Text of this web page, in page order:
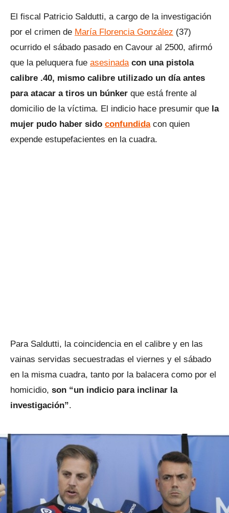
El fiscal Patricio Saldutti, a cargo de la investigación
por el crimen de María Florencia González (37)
ocurrido el sábado pasado en Cavour al 2500, afirmó
que la peluquera fue asesinada con una pistola
calibre .40, mismo calibre utilizado un día antes
para atacar a tiros un búnker que está frente al
domicilio de la víctima. El indicio hace presumir que la
mujer pudo haber sido confundidacon quien
expende estupefacientes en la cuadra.
Para Saldutti, la coincidencia en el calibre y en las
vainas servidas secuestradas el viernes y el sábado
en la misma cuadra, tanto por la balacera como por el
homicidio, son “un indicio para inclinar la
investigación”.